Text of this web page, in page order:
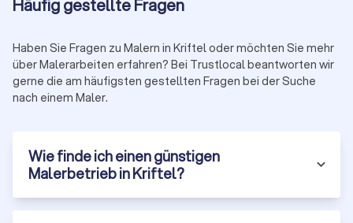
Häufig gestellte Fragen
Haben Sie Fragen zu Malern in Kriftel oder möchten Sie mehr
über Malerarbeiten erfahren? Bei Trustlocal beantworten wir
gerne die am häufigsten gestellten Fragen bei der Suche
nach einem Maler.
Wie finde ich einen günstigen
Malerbetrieb in Kriftel?